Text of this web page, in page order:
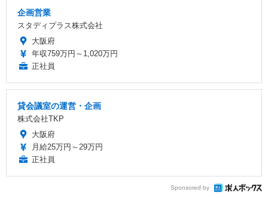
企画営業
スタディプラス株式会社
大阪府
年収759万円～1,020万円
正社員
貸会議室の運営・企画
株式会社TKP
大阪府
月給25万円～29万円
正社員
Sponsored by